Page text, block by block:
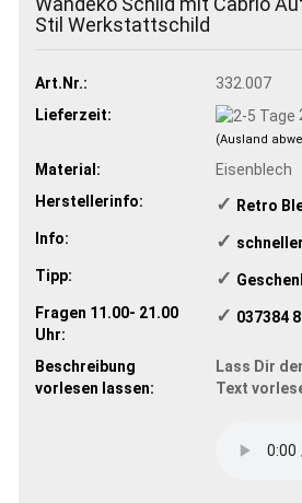
Stil Werkstattschild
Art.Nr.:
332.007
Lieferzeit:
(Ausland
Material:
Eisenblech
Herstellerinfo:
✓ ​Retro
Info:
✓
Tipp:
✓
Fragen 11.00- 21.00
Uhr:
✓ 037384
Beschreibung
vorlesen lassen:
Lass Dir
Text